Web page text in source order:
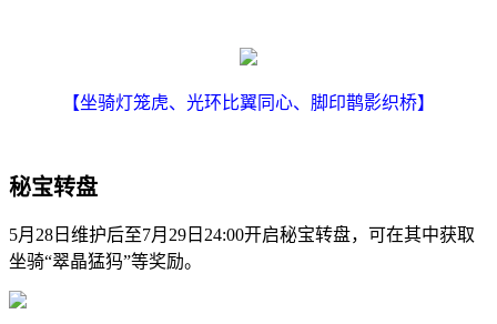
【坐骑灯笼虎、光环比翼同心、脚印鹊影织桥】
秘宝转盘
5月28日维护后至7月29日24:00开启秘宝转盘，可在其中获取
坐骑“翠晶猛犸”等奖励。